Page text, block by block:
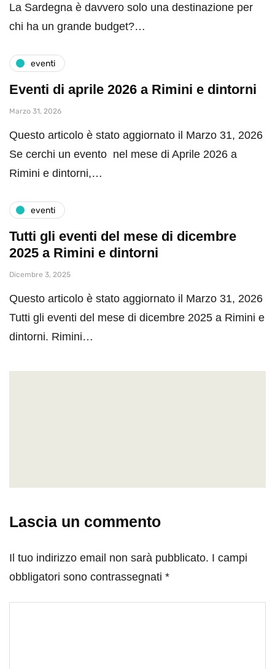
La Sardegna è davvero solo una destinazione per
chi ha un grande budget?…
eventi
Eventi di aprile 2026 a Rimini e dintorni
Marzo 31, 2026
Questo articolo è stato aggiornato il Marzo 31, 2026
Se cerchi un evento nel mese di Aprile 2026 a
Rimini e dintorni,…
eventi
Tutti gli eventi del mese di dicembre
2025 a Rimini e dintorni
Dicembre 3, 2025
Questo articolo è stato aggiornato il Marzo 31, 2026
Tutti gli eventi del mese di dicembre 2025 a Rimini e
dintorni. Rimini…
Lascia un commento
Il tuo indirizzo email non sarà pubblicato. I campi
obbligatori sono contrassegnati *